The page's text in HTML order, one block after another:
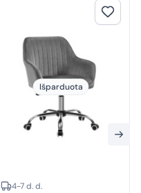
Išparduota
4-7 d. d.